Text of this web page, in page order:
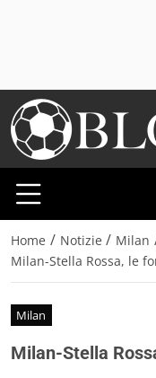
Home / Notizie / Milan
Milan-Stella Rossa, le
Milan
Milan-Stella